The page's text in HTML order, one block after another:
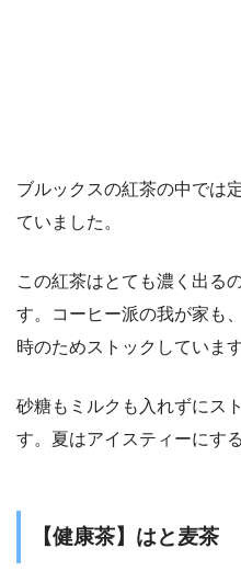
ブルックスの紅茶の中では
ていました。
この紅茶はとても濃く出る
す。コーヒー派の我が家も
時のためストックしています
砂糖もミルクも入れずにス
す。夏はアイスティーにす
【健康茶】はと麦茶